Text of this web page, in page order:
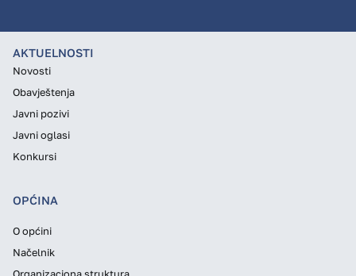
AKTUELNOSTI
Novosti
Obavještenja
Javni pozivi
Javni oglasi
Konkursi
OPĆINA
O općini
Načelnik